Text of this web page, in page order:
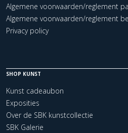
Algemene voorwaarden/reglement
Algemene voorwaarden/reglement
Privacy policy
SHOP KUNST
Kunst cadeaubon
Exposities
Over de SBK kunstcollectie
SBK Galerie